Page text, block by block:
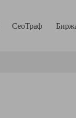
СеоТраф